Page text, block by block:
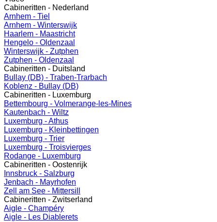
Cabineritten - Nederland
Arnhem - Tiel
Arnhem - Winterswijk
Haarlem - Maastricht
Hengelo - Oldenzaal
Winterswijk - Zutphen
Zutphen - Oldenzaal
Cabineritten - Duitsland
Bullay (DB) - Traben-Trarbach
Koblenz - Bullay (DB)
Cabineritten - Luxemburg
Bettembourg - Volmerange-les-Mines
Kautenbach - Wiltz
Luxemburg - Athus
Luxemburg - Kleinbettingen
Luxemburg - Trier
Luxemburg - Troisvierges
Rodange - Luxemburg
Cabineritten - Oostenrijk
Innsbruck - Salzburg
Jenbach - Mayrhofen
Zell am See - Mittersill
Cabineritten - Zwitserland
Aigle - Champéry
Aigle - Les Diablerets